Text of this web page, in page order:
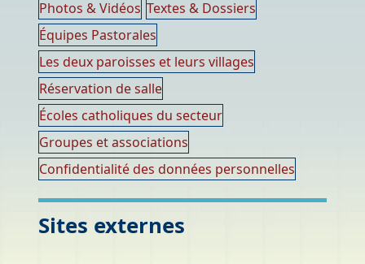
Photos & Vidéos Textes & Dossiers
Équipes Pastorales
Les deux paroisses et leurs villages
Réservation de salle
Écoles catholiques du secteur
Groupes et associations
Confidentialité des données personnelles
Sites externes